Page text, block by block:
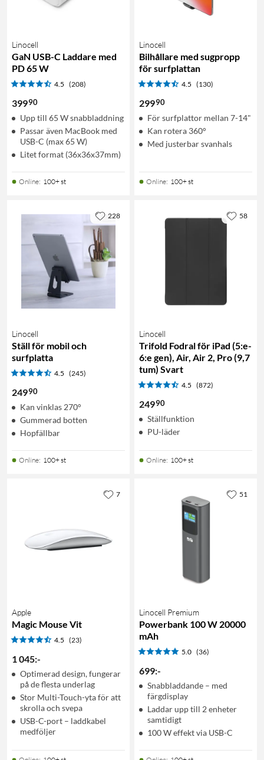
Linocell
GaN USB-C Laddare med
PD 65 W
4.5 (208)
39990
Upp till 65 W snabbladdning
Passar även MacBook med
USB-C (max 65 W)
Litet format (36x36x37mm)
Online: 100+ st
Linocell
Bilhållare med sugpropp
för surfplattan
4.5 (130)
29990
För surfplattor mellan 7-14"
Kan rotera 360°
Med justerbar svanhals
Online: 100+ st
Linocell
Ställ för mobil och
surfplatta
4.5 (245)
24990
Kan vinklas 270°
Gummerad botten
Hopfällbar
Online: 100+ st
228
Linocell
Trifold Fodral för iPad (5:e-
6:e gen), Air, Air 2, Pro (9,7
tum) Svart
4.5 (872)
24990
Ställfunktion
PU-läder
Online: 100+ st
58
Apple
Magic Mouse Vit
4.5 (23)
1 045:-
Optimerad design, fungerar
på de flesta underlag
Stor Multi-Touch-yta för att
skrolla och svepa
USB-C-port – laddkabel
medföljer
7
Linocell Premium
Powerbank 100 W 20000
mAh
5.0 (36)
699:-
Snabbladdande – med
färgdisplay
Laddar upp till 2 enheter
samtidigt
100 W effekt via USB-C
51